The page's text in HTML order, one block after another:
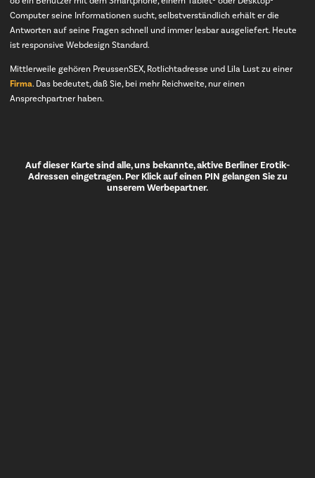
Computer seine Informationen sucht, selbstverständlich erhält er die
Antworten auf seine Fragen schnell und immer lesbar ausgeliefert. Heute
ist responsive Webdesign Standard.
Mittlerweile gehören PreussenSEX, Rotlichtadresse und Lila Lust zu einer
Firma. Das bedeutet, daß Sie, bei mehr Reichweite, nur einen
Ansprechpartner haben.
Auf dieser Karte sind alle, uns bekannte, aktive Berliner Erotik-
Adressen eingetragen. Per Klick auf einen PIN gelangen Sie zu
unserem Werbepartner.